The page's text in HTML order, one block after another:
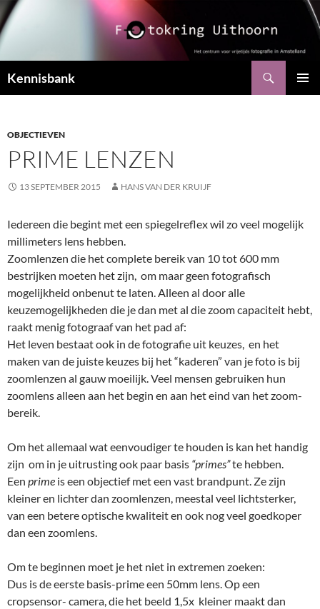
Ga
naar
de
inhoud
Kennisbank
OBJECTIEVEN
PRIME LENZEN
13 SEPTEMBER 2015 HANS VAN DER KRUIJF
Iedereen die begint met een spiegelreflex wil zo veel mogelijk
millimeters lens hebben.
Zoomlenzen die het complete bereik van 10 tot 600 mm
bestrijken moeten het zijn, om maar geen fotografisch
mogelijkheid onbenut te laten. Alleen al door alle
keuzemogelijkheden die je dan met al die zoom capaciteit hebt,
raakt menig fotograaf van het pad af:
Het leven bestaat ook in de fotografie uit keuzes, en het
maken van de juiste keuzes bij het “kaderen” van je foto is bij
zoomlenzen al gauw moeilijk. Veel mensen gebruiken hun
zoomlens alleen aan het begin en aan het eind van het zoom-
bereik.
Om het allemaal wat eenvoudiger te houden is kan het handig
zijn om in je uitrusting ook paar basis “primes”te hebben.
Een prime is een objectief met een vast brandpunt. Ze zijn
kleiner en lichter dan zoomlenzen, meestal veel lichtsterker,
van een betere optische kwaliteit en ook nog veel goedkoper
dan een zoomlens.
Om te beginnen moet je het niet in extremen zoeken:
Dus is de eerste basis-prime een 50mm lens. Op een
cropsensor- camera, die het beeld 1,5x kleiner maakt dan